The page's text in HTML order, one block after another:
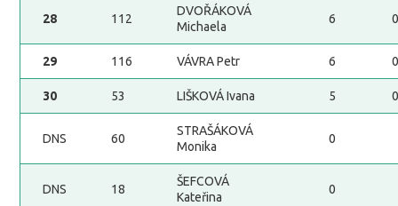
28 112
DVOŘÁKOVÁ
Michaela
6
29 116 VÁVRA Petr 6
30 53 LIŠKOVÁ Ivana 5
DNS 60
STRAŠÁKOVÁ
Monika
0
DNS 18
ŠEFCOVÁ
Kateřina
0